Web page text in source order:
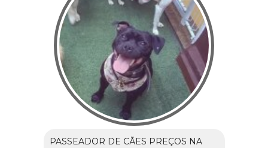
PASSEADOR DE CÃES PREÇOS NA